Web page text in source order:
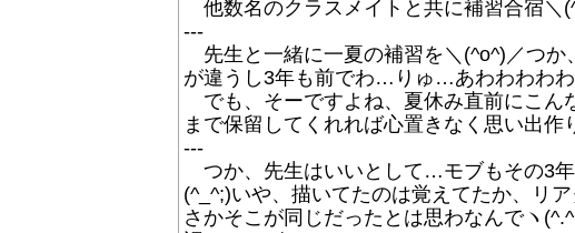
他数名のクラスメイトと共に補習合宿＼
---
先生と一緒に一夏の補習を＼(^o^)／つか、
が違うし3年も前でわ…りゅ…あわわわわわ
でも、そーですよね、夏休み直前にこん
まで保留してくれれば心置きなく思い出作
---
つか、先生はいいとして…モブもその3
(^_^;)いや、描いてたのは覚えてたか、リ
さかそこが同じだったとは思わなんでヽ